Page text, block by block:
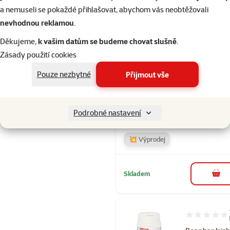
a nemuseli se pokaždé přihlašovat, abychom vás neobtěžovali
nevhodnou reklamou.
Děkujeme,k vašim datům se budeme chovat slušně.
Zásady použití cookies
Pouze nezbytné
Přijmout vše
Podrobné nastavení
Calm 150g
Hodnocení
💥 Výprodej
Skladem do
Hodnocení